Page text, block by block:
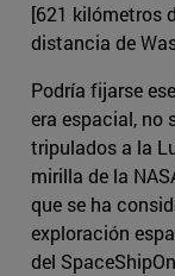
[621 kilómetros
distancia de
Podría fijarse
era espacial, no
tripulados a la
mirilla de la
que se ha
exploración
del